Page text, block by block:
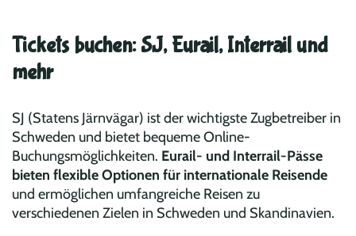
Tickets buchen: SJ, Eurail, Interrail und
mehr
SJ (Statens Järnvägar) ist der wichtigste Zugbetreiber in
Schweden und bietet bequeme Online-
Buchungsmöglichkeiten. Eurail- und Interrail-Pässe
bieten flexible Optionen für internationale Reisende
und ermöglichen umfangreiche Reisen zu
verschiedenen Zielen in Schweden und Skandinavien.